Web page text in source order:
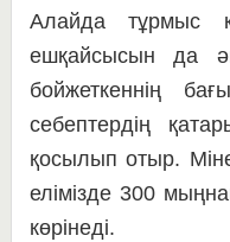
Алайда тұр­мыс
ешқайсысын да
бойжеткеннің
себептердің
қосылып отыр.
елімізде 300
көрінеді.